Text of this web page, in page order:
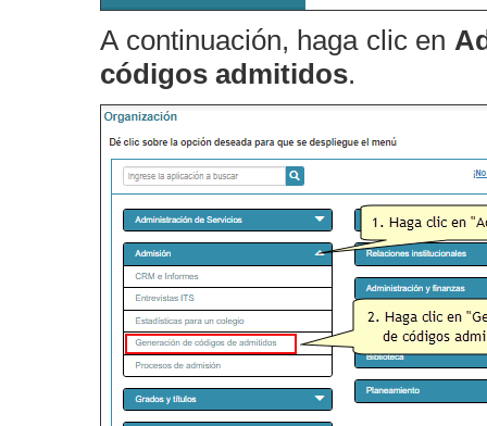
A continuación, haga clic en
códigos admitidos.